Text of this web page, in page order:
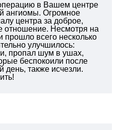
в Вашем центре
ангиомы. Огромное
центра за доброе,
отношение. Несмотря на
прошло всего несколько
улучшилось:
пропал шум в ушах,
беспокоили после
день, также исчезли.